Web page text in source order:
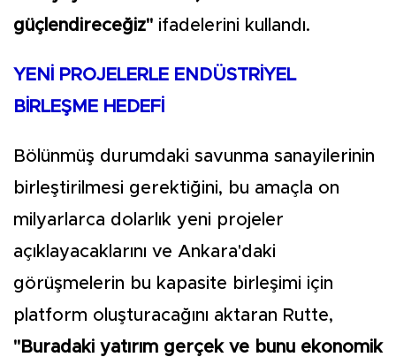
güçlendireceğiz" ifadelerini kullandı.
YENİ PROJELERLE ENDÜSTRİYEL
BİRLEŞME HEDEFİ
Bölünmüş durumdaki savunma sanayilerinin
birleştirilmesi gerektiğini, bu amaçla on
milyarlarca dolarlık yeni projeler
açıklayacaklarını ve Ankara'daki
görüşmelerin bu kapasite birleşimi için
platform oluşturacağını aktaran Rutte,
"Buradaki yatırım gerçek ve bunu ekonomik